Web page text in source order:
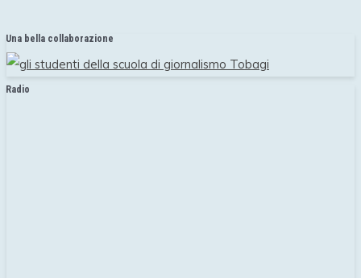
Una bella collaborazione
Radio